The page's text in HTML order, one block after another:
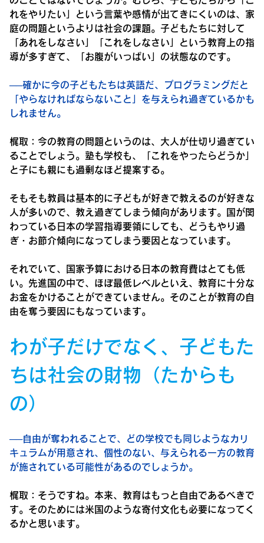
れをやりたい」という言葉や感情が出てきにくいのは、家
庭の問題というよりは社会の課題。子どもたちに対して
「あれをしなさい」「これをしなさい」という教育上の指
導が多すぎて、「お腹がいっぱい」の状態なのです。
──確かに今の子どもたちは英語だ、プログラミングだと
「やらなければならないこと」を与えられ過ぎているかも
しれません。
梶取： 今の教育の問題というのは、大人が仕切り過ぎてい
ることでしょう。塾も学校も、「これをやったらどうか」
と子にも親にも過剰なほど提案する。
そもそも教員は基本的に子どもが好きで教えるのが好きな
人が多いので、教え過ぎてしまう傾向があります。国が関
わっている日本の学習指導要領にしても、どうもやり過
ぎ・お節介傾向になってしまう要因となっています。
それでいて、国家予算における日本の教育費はとても低
い。先進国の中で、ほぼ最低レベルといえ、教育に十分な
お金をかけることができていません。そのことが教育の自
由を奪う要因にもなっています。
わが子だけでなく、子どもた
ちは社会の財物（たからも
の）
──自由が奪われることで、どの学校でも同じようなカリ
キュラムが用意され、個性のない、与えられる一方の教育
が施されている可能性があるのでしょうか。
梶取： そうですね。本来、教育はもっと自由であるべきで
す。そのためには米国のような寄付文化も必要になってく
るかと思います。